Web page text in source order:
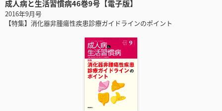
成人病と生活習慣病46巻9号【電子版】
2016年9月号
【特集】消化器非腫瘍性疾患診療ガイドラインのポイント